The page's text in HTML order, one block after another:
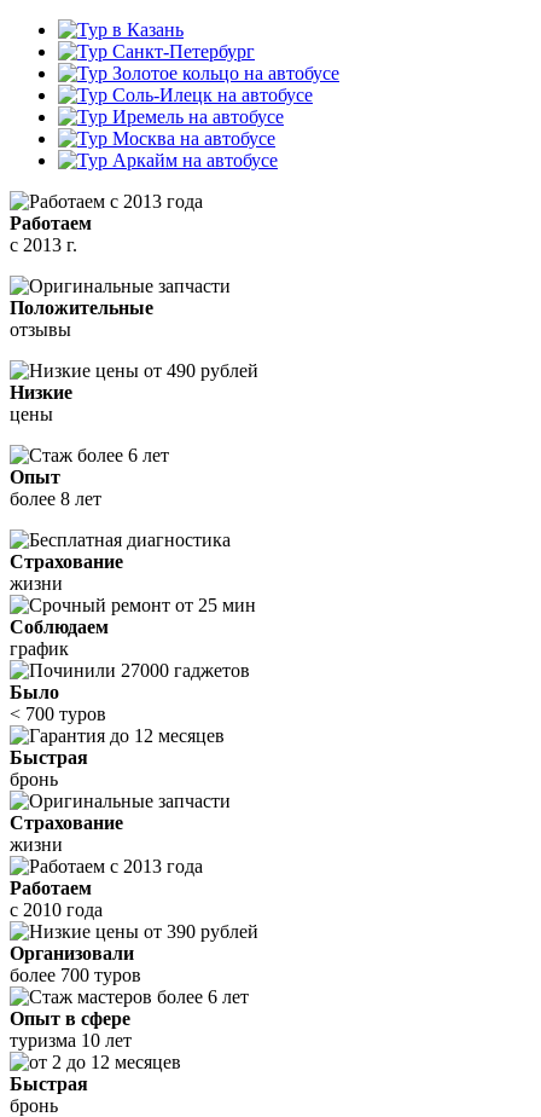
Работаем
с 2013 г.
Положительные
отзывы
Низкие
цены
Опыт
более 8 лет
Страхование
жизни
Соблюдаем
график
Было
< 700 туров
Быстрая
бронь
Страхование
жизни
Работаем
с 2010 года
Организовали
более 700 туров
Опыт в сфере
туризма 10 лет
Быстрая
бронь